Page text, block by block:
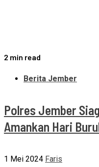
2 min read
Berita Jember
Polres Jember
Amankan Hari
1 Mei 2024 Faris